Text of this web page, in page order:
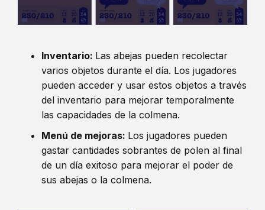
Inventario: Las abejas pueden recolectar
varios objetos durante el día. Los jugadores
pueden acceder y usar estos objetos a través
del inventario para mejorar temporalmente
las capacidades de la colmena.
Menú de mejoras: Los jugadores pueden
gastar cantidades sobrantes de polen al final
de un día exitoso para mejorar el poder de
sus abejas o la colmena.